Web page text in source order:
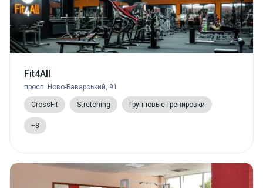
Fit4All
просп. Ново-Баварський, 91
CrossFit Stretching Групповые тренировки
+8